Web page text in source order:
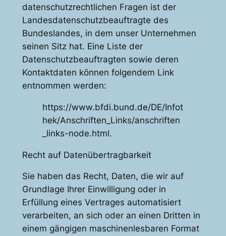
datenschutzrechtlichen Fragen ist der
Landesdatenschutzbeauftragte des
Bundeslandes, in dem unser Unternehmen
seinen Sitz hat. Eine Liste der
Datenschutzbeauftragten sowie deren
Kontaktdaten können folgendem Link
entnommen werden:
https://www.bfdi.bund.de/DE/Infot
hek/Anschriften_Links/anschriften
_links-node.html.
Recht auf Datenübertragbarkeit
Sie haben das Recht, Daten, die wir auf
Grundlage Ihrer Einwilligung oder in
Erfüllung eines Vertrages automatisiert
verarbeiten, an sich oder an einen Dritten in
einem gängigen maschinenlesbaren Format